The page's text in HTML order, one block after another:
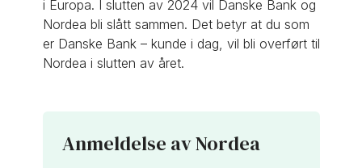
i Europa. I slutten av 2024 vil Danske Bank og
Nordea bli slått sammen. Det betyr at du som
er Danske Bank – kunde i dag, vil bli overført til
Nordea i slutten av året.
Anmeldelse av Nordea